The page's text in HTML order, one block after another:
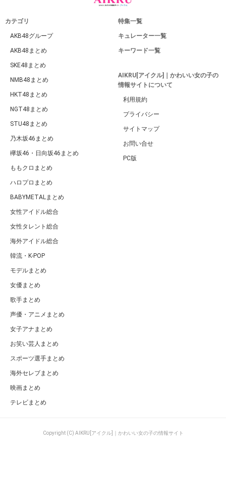
カテゴリ
AKB48グループ
AKB48まとめ
SKE48まとめ
NMB48まとめ
HKT48まとめ
NGT48まとめ
STU48まとめ
乃木坂46まとめ
欅坂46・日向坂46まとめ
ももクロまとめ
ハロプロまとめ
BABYMETALまとめ
女性アイドル総合
女性タレント総合
海外アイドル総合
韓流・K-POP
モデルまとめ
女優まとめ
歌手まとめ
声優・アニメまとめ
女子アナまとめ
お笑い芸人まとめ
スポーツ選手まとめ
海外セレブまとめ
映画まとめ
テレビまとめ
特集一覧
キュレーター一覧
キーワード一覧
AIKRU[アイクル]｜かわいい女の子の
情報サイトについて
利用規約
プライバシー
サイトマップ
お問い合せ
PC版
Copyright (C) AIKRU[アイクル]｜かわいい女の子の情報サイト